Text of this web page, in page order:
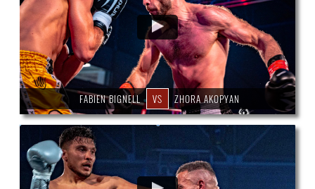
FABIEN BIGNELL VS ZHORA AKOPYAN